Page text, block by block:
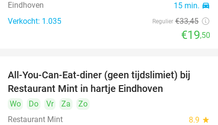
Eindhoven 15 min. directions_car
Verkocht: 1.035 Regulier €33,45
€19,50
14%
All-You-Can-Eat-diner (geen tijdslimiet) bij
Restaurant Mint in hartje Eindhoven
Wo Do Vr Za
Zo
Restaurant Mint
8.9 star